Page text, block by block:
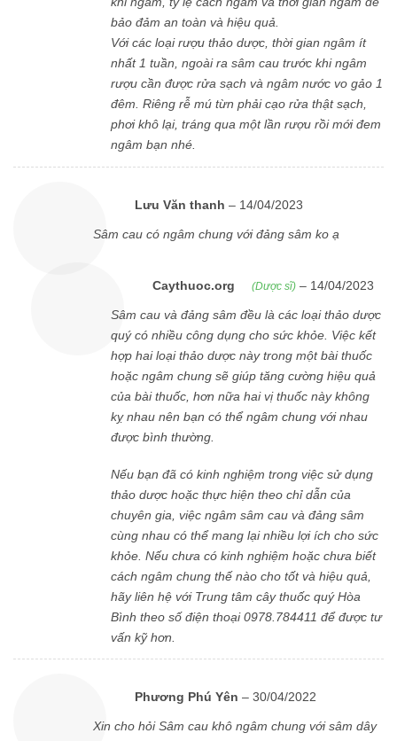
bảo đảm an toàn và hiệu quả.
Với các loại rượu thảo dược, thời gian ngâm ít
nhất 1 tuần, ngoài ra sâm cau trước khi ngâm
rượu cần được rửa sạch và ngâm nước vo gảo 1
đêm. Riêng rễ mú từn phải cạo rửa thật sạch,
phơi khô lại, tráng qua một lần rượu rồi mới đem
ngâm bạn nhé.
Lưu Văn thanh – 14/04/2023
Sâm cau có ngâm chung với đảng sâm ko ạ
Caythuoc.org (Dược sĩ) – 14/04/2023
Sâm cau và đảng sâm đều là các loại thảo dược
quý có nhiều công dụng cho sức khỏe. Việc kết
hợp hai loại thảo dược này trong một bài thuốc
hoặc ngâm chung sẽ giúp tăng cường hiệu quả
của bài thuốc, hơn nữa hai vị thuốc này không
kỵ nhau nên bạn có thể ngâm chung với nhau
được bình thường.
Nếu bạn đã có kinh nghiệm trong việc sử dụng
thảo dược hoặc thực hiện theo chỉ dẫn của
chuyên gia, việc ngâm sâm cau và đảng sâm
cùng nhau có thể mang lại nhiều lợi ích cho sức
khỏe. Nếu chưa có kinh nghiệm hoặc chưa biết
cách ngâm chung thế nào cho tốt và hiệu quả,
hãy liên hệ với Trung tâm cây thuốc quý Hòa
Bình theo số điện thoại 0978.784411 để được tư
vấn kỹ hơn.
Phương Phú Yên – 30/04/2022
Xin cho hỏi Sâm cau khô ngâm chung với sâm dây